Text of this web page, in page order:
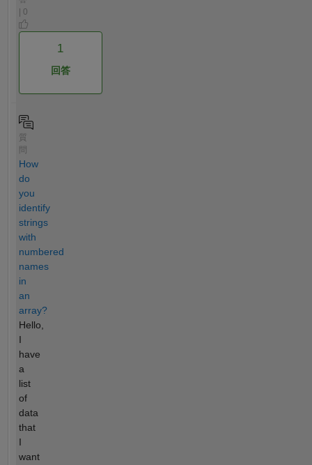
| 0
1
回答
質
How
do
you
identify
strings
with
numbered
names
in
an
array?
Hello,
I
have
a
list
of
data
that
I
want